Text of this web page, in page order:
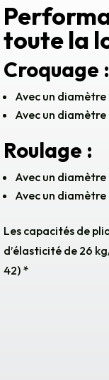
toute la
Croquage :
Avec un
Avec un
Roulage :
Avec un
Avec un
Les capacités de
d’élasticité de 26
42) *